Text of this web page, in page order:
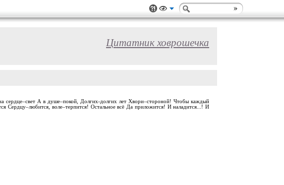
Цитатник ховрошечка
А в душе–покой, Долгих-долгих лет Хвори–стороной! Чтобы каждый
Сердцу–любится, воле–терпится! Остальное всё Да приложится! И наладится...! И